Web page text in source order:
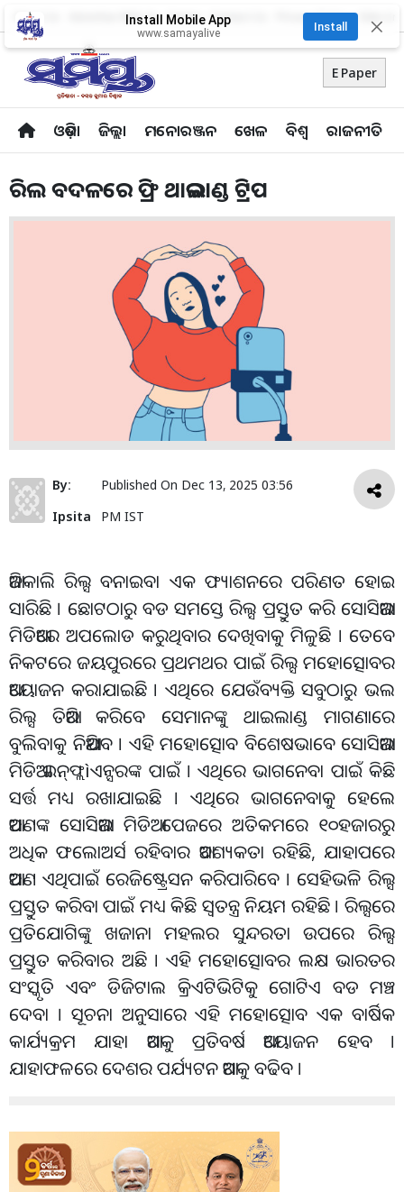
About Us Advertise With Us Career Contact Us Privacy Policy
E Paper
ଓଡ଼ିଶା ଜିଲ୍ଲା ମନୋରଞ୍ଜନ ଖେଳ ବିଶ୍ବ ରାଜନୀତି
Install Mobile App
www.samayalive
Install ✕
ରିଲ ବଦଳରେ ଫ୍ରି ଥାଇଲାଣ୍ଡ ଟ୍ରିପ
By:
Ipsita
Published On Dec 13, 2025 03:56
PM IST
ଆଜିକାଲି ରିଲ୍ସ ବନାଇବା ଏକ ଫ୍ୟାଶନରେ ପରିଣତ ହୋଇ
ସାରିଛି । ଛୋଟଠାରୁ ବଡ ସମସ୍ତେ ରିଲ୍ସ ପ୍ରସ୍ତୁତ କରି ସୋସିଆଲ
ମିଡିଆରେ ଅପଲୋଡ କରୁଥିବାର ଦେଖିବାକୁ ମିଳୁଛି । ତେବେ
ନିକଟରେ ଜୟପୁରରେ ପ୍ରଥମଥର ପାଇଁ ରିଲ୍ସ ମହୋତ୍ସୋବର
ଆୟୋଜନ କରାଯାଇଛି । ଏଥିରେ ଯେଉଁବ୍ୟକ୍ତି ସବୁଠାରୁ ଭଲ
ରିଲ୍ସ ତିଆରି କରିବେ ସେମାନଙ୍କୁ ଥାଇଲାଣ୍ଡ ମାଗଣାରେ
ବୁଲିବାକୁ ନିଆଯିବ । ଏହି ମହୋତ୍ସୋବ ବିଶେଷଭାବେ ସୋସିଆଲ
ମିଡିଆ ଇନ୍‌ଫ୍ଲìଏନ୍ସରଙ୍କ ପାଇଁ । ଏଥିରେ ଭାଗନେବା ପାଇଁ କିଛି
ସର୍ତ୍ତ ମଧ୍ୟ ରଖାଯାଇଛି । ଏଥିରେ ଭାଗନେବାକୁ ହେଲେ
ଆପଣଙ୍କ ସୋସିଆଲ ମିଡିଆ ପେଜରେ ଅତିକମରେ ୧୦ହଜାରରୁ
ଅଧିକ ଫଲୋଅର୍ସ ରହିବାର ଆବଶ୍ୟକତା ରହିଛି, ଯାହାପରେ
ଆପଣ ଏଥିପାଇଁ ରେଜିଷ୍ଟ୍ରେସନ କରିପାରିବେ । ସେହିଭଳି ରିଲ୍ସ
ପ୍ରସ୍ତୁତ କରିବା ପାଇଁ ମଧ୍ୟ କିଛି ସ୍ୱତନ୍ତ୍ର ନିୟମ ରହିଛି । ରିଲ୍ସରେ
ପ୍ରତିଯୋଗିଙ୍କୁ ଖଜାନା ମହଲର ସୁନ୍ଦରତା ଉପରେ ରିଲ୍ସ
ପ୍ରସ୍ତୁତ କରିବାର ଅଛି । ଏହି ମହୋତ୍ସୋବର ଲକ୍ଷ ଭାରତର
ସଂସ୍କୃତି ଏବଂ ଡିଜିଟାଲ କ୍ରିଏଟିଭିଟିକୁ ଗୋଟିଏ ବଡ ମଞ୍ଚ
ଦେବା । ସୂଚନା ଅନୁସାରେ ଏହି ମହୋତ୍ସୋବ ଏକ ବାର୍ଷିକ
କାର୍ଯ୍ୟକ୍ରମ ଯାହା ଆଗକୁ ପ୍ରତିବର୍ଷ ଆୟୋଜନ ହେବ ।
ଯାହାଫଳରେ ଦେଶର ପର୍ଯ୍ୟଟନ ଆଗକୁ ବଢିବ ।